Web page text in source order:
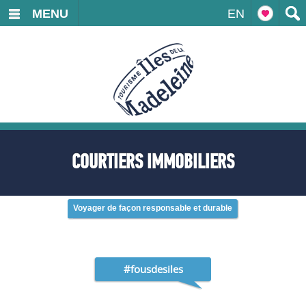
EN
MENU
COURTIERS IMMOBILIERS
Voyager de façon responsable et durable
#fousdesiles